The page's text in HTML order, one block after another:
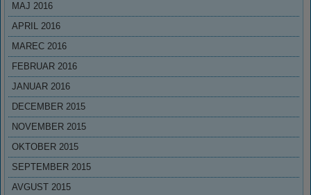
MAJ 2016
APRIL 2016
MAREC 2016
FEBRUAR 2016
JANUAR 2016
DECEMBER 2015
NOVEMBER 2015
OKTOBER 2015
SEPTEMBER 2015
AVGUST 2015